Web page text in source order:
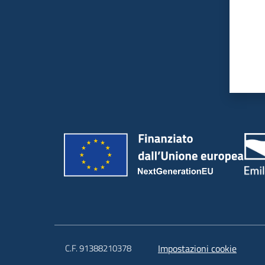
C.F. 91388210378 Impostazioni cookie